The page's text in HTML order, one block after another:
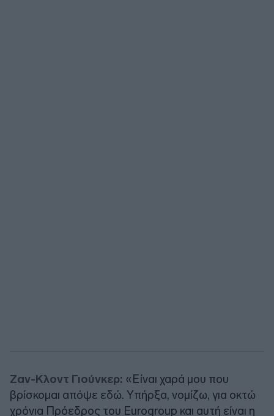
Ζαν-Κλοντ Γιούνκερ: «Είναι χαρά μου που
βρίσκομαι απόψε εδώ. Υπήρξα, νομίζω, για οκτώ
χρόνια Πρόεδρος του Eurogroup και αυτή είναι η